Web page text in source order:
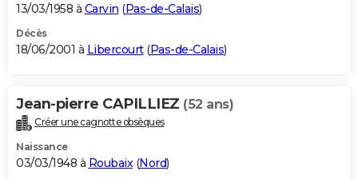
13/03/1958 à Carvin (Pas-de-Calais)
Décès
18/06/2001 à Libercourt(Pas-de-Calais)
Jean-pierre CAPILLIEZ (52 ans)
Créer une cagnotte obsèques
Naissance
03/03/1948 à Roubaix(Nord)